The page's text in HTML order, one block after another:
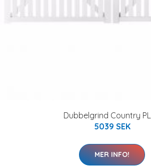
Dubbelgrind Country
5039 SEK
MER INFO!